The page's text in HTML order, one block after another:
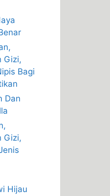
Gizi,
Bagi
Dan
Gizi,
Hijau